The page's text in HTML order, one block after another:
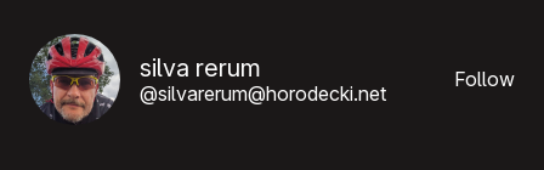
silva rerum
@silvarerum@horodecki.net
Follow